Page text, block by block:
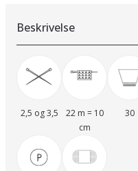
Beskrivelse
2,5 og 3,5
22 m = 10
cm
30